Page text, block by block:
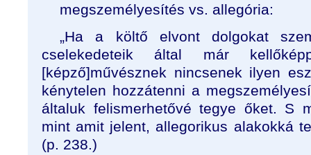
megszemélyesítés vs. allegória:
„Ha a költő elvont dolgokat
cselekedeteik által már
[képző]művésznek nincsenek ilyen
kénytelen hozzátenni a
általuk felismerhetővé tegye őket. S
mint amit jelent, allegorikus alakokká
(p. 238.)